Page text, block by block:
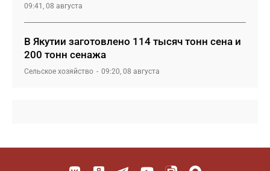
09:41, 08 августа
В Якутии заготовлено 114 тысяч тонн сена и
200 тонн сенажа
Сельское хозяйство 09:20, 08 августа